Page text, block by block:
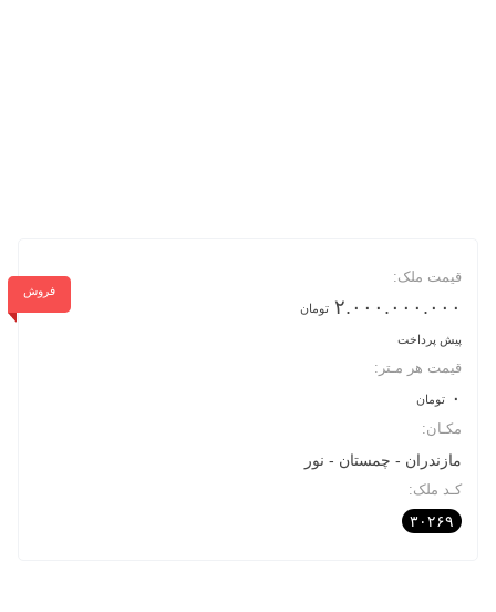
قیمت ملک:
۲.۰۰۰.۰۰۰.۰۰۰ تومان
پیش پرداخت
قیمت هر مـتر:
۰ تومان
مکـان:
مازندران چمستان نور
کـد ملک:
۳۰۲۶۹
فروش